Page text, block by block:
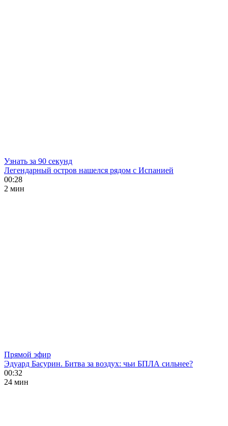
Узнать за 90 секунд
Легендарный остров нашелся рядом с Испанией
00:28
2 мин
Прямой эфир
Эдуард Басурин. Битва за воздух: чьи БПЛА сильнее?
00:32
24 мин